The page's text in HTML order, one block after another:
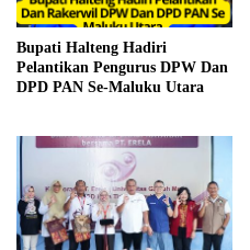
Bupati Halteng Hadiri
Pelantikan Pengurus DPW Dan
DPD PAN Se-Maluku Utara